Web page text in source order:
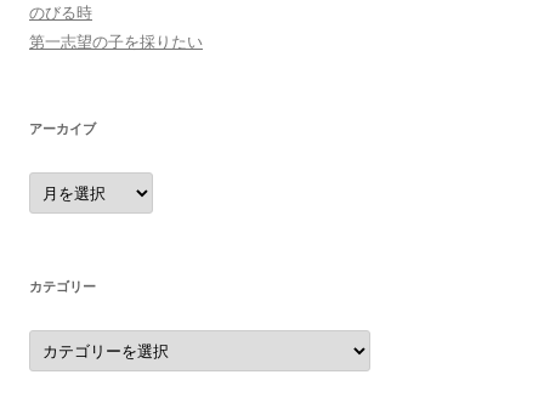
のびる時
第一志望の子を採りたい
アーカイブ
ア
ー
カ
カテゴリー
カ
テ
ゴ